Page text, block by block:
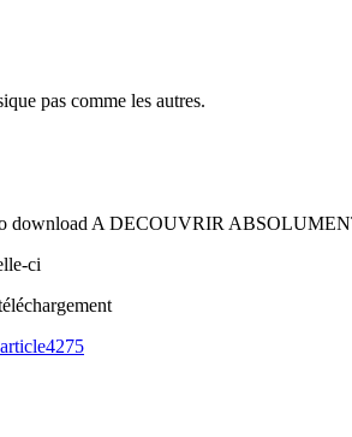
pas comme les autres.
to download A DECOUVRIR
ci